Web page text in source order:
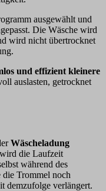
ausgewählt und
Die Wäsche wird
wird nicht übertrocknet
und effizient kleinere
auslasten, getrocknet
Wäscheladung
die Laufzeit
während des
die Trommel noch
demzufolge verlängert.